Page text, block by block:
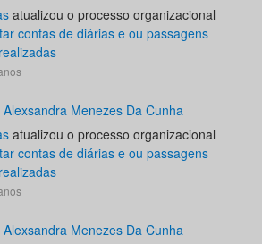
atualizou o processo organizacional
contas de diárias e ou passagens
Alexsandra Menezes Da Cunha
atualizou o processo organizacional
contas de diárias e ou passagens
Alexsandra Menezes Da Cunha